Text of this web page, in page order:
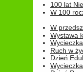
100 lat
W 100
W
Wystawa
Ruch w
Dzień